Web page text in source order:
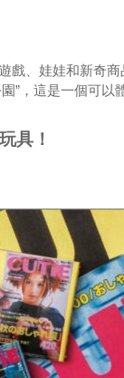
戲、娃娃和新奇
”，這是一個可以
具！